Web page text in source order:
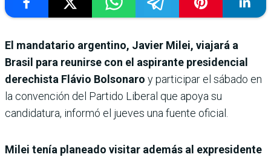
El mandatario argentino, Javier Milei, viajará a
Brasil para reunirse con el aspirante presidencial
derechista Flávio Bolsonaro y participar el sábado en
la convención del Partido Liberal que apoya su
candidatura, informó el jueves una fuente oficial.
Milei tenía planeado visitar además al expresidente